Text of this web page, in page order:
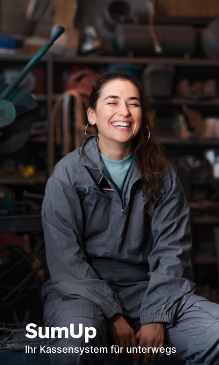
SumUp
Ihr Kassensystem für unterwegs